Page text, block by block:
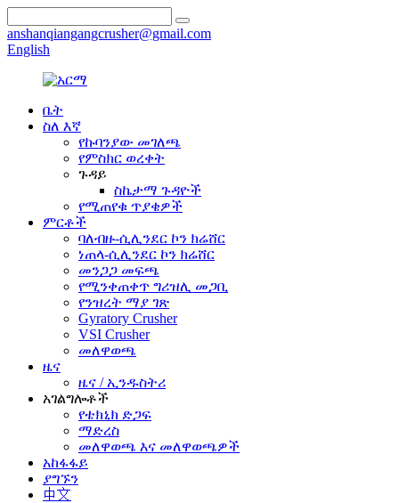
anshanqiangangcrusher@gmail.com
English
ቤት
ስለ እኛ
የኩባንያው መገለጫ
የምስክር ወረቀት
ጉዳይ
ስኬታማ ጉዳዮች
የሚጠየቁ ጥያቄዎች
ምርቶች
ባለብዙ-ሲሊንደር ኮን ክሬሸር
ነጠላ-ሲሊንደር ኮን ክሬሸር
መንጋጋ መፍጫ
የሚንቀጠቀጥ ግሪዝሊ መጋቢ
የንዝረት ማያ ገጽ
Gyratory Crusher
VSI Crusher
መለዋወጫ
ዜና
ዜና / ኢንዱስትሪ
አገልግሎቶች
የቴክኒክ ድጋፍ
ማድረስ
መለዋወጫ እና መለዋወጫዎች
አከፋፋይ
ያግኙን
中文